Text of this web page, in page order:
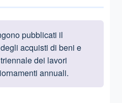
pubblicati il
acquisti di beni e
dei lavori
annuali.